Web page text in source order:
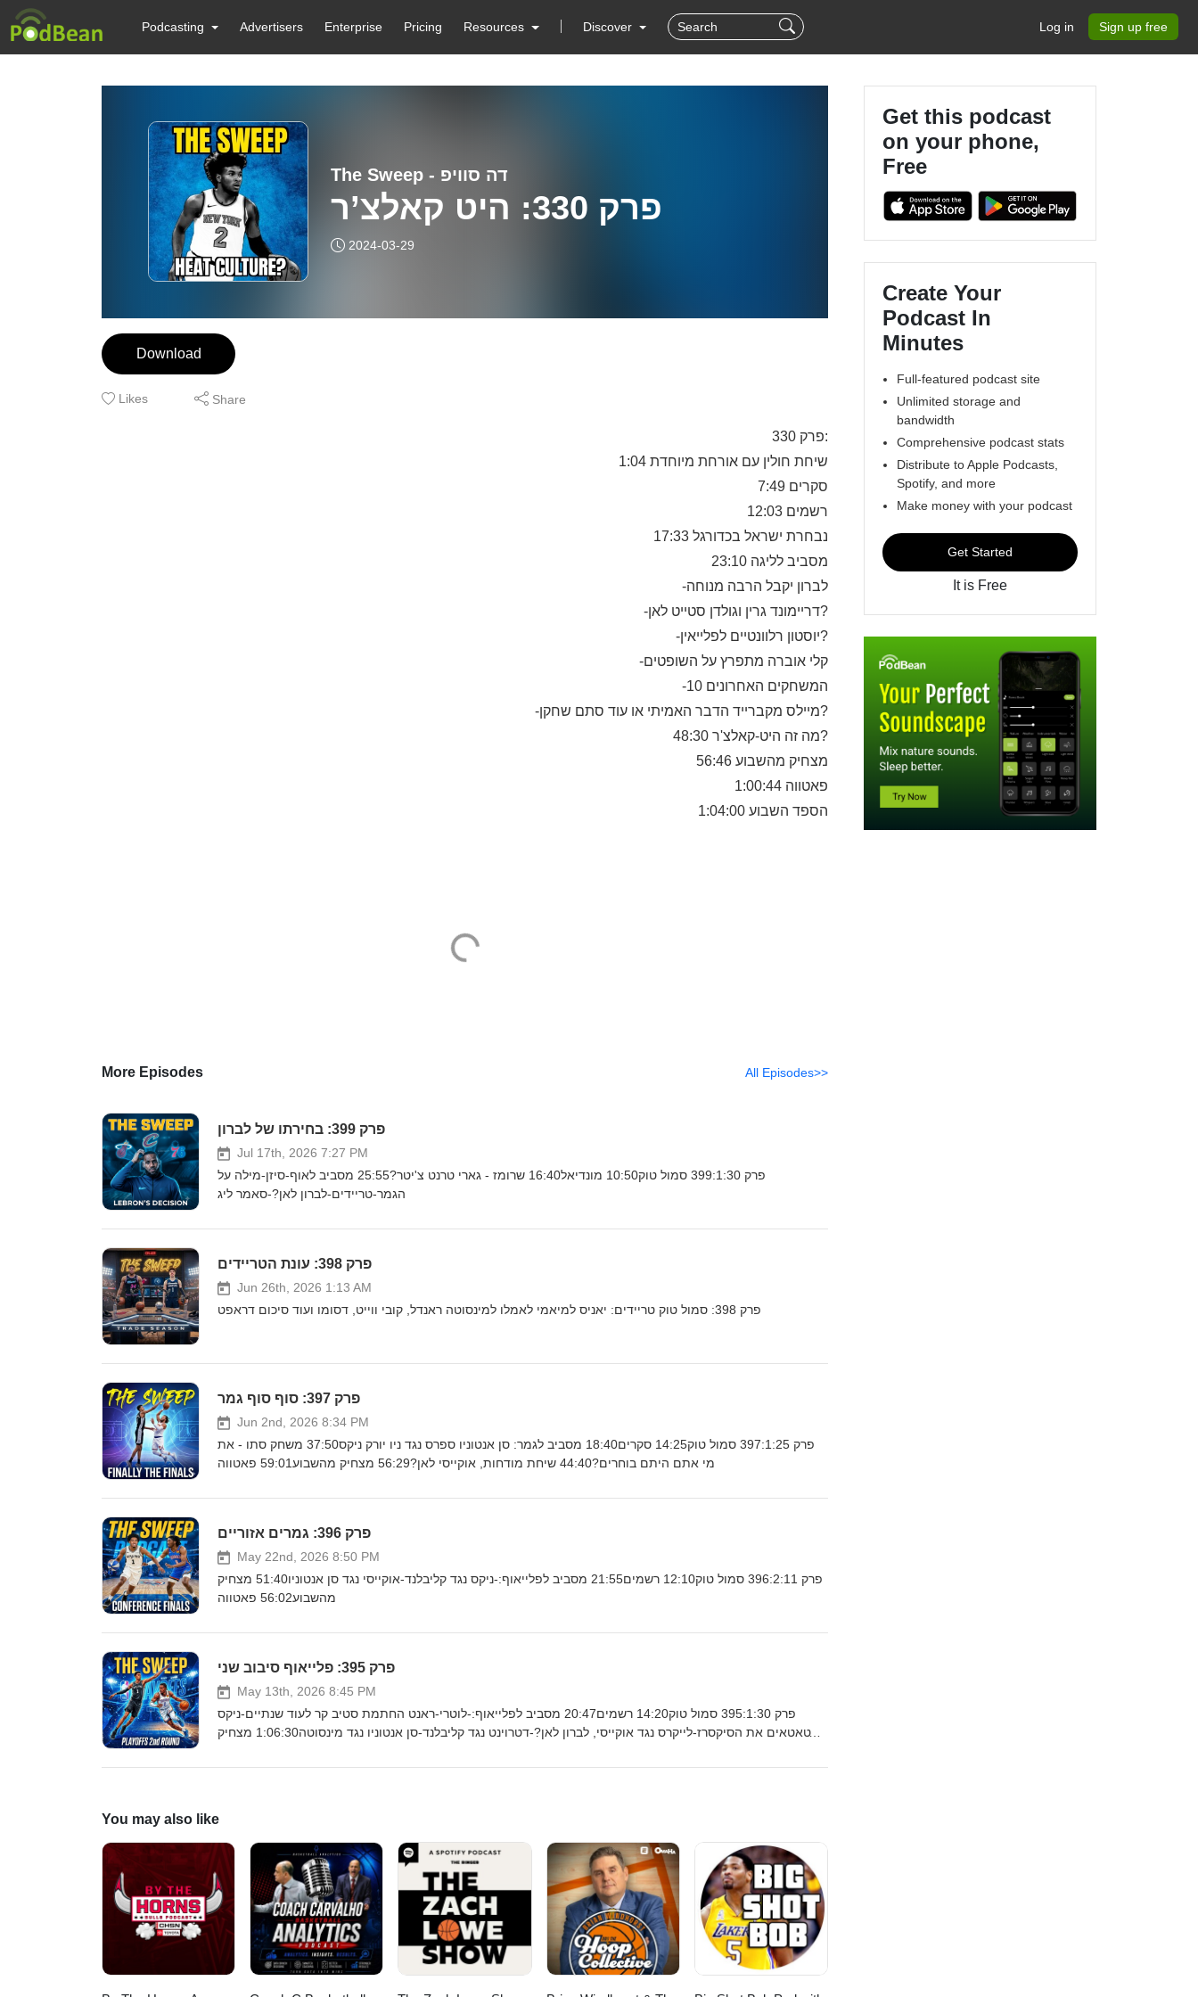
Podcasting Advertisers Enterprise Pricing Resources Discover Log in Sign up free
The Sweep - דה סוויפ
פרק 330: היט קאלצ’ר
2024-03-29
Download
Likes Share
פרק 330:
1:04 שיחת חולין עם אורחת מיוחדת
7:49 סקרים
12:03 רשמים
17:33 נבחרת ישראל בכדורגל
23:10 מסביב לליגה
-לברון יקבל הרבה מנוחה
-דריימונד גרין וגולדן סטייט לאן?
-יוסטון רלוונטיים לפלייאין?
-קלי אוברה מתפרץ על השופטים
-10 המשחקים האחרונים
-מיילס מקברייד הדבר האמיתי או עוד סתם שחקן?
48:30 מה זה היט-קאלצ'ר?
56:46 מצחיק מהשבוע
1:00:44 פאטווה
1:04:00 הספד השבוע
More Episodes All Episodes>>
פרק 399: בחירתו של לברון
Jul 17th, 2026 7:27 PM
פרק 399:1:30 סמול טוק10:50 מונדיאל16:40 שרומז - גארי טרנט צ'יטר?25:55 מסביב לאוף-סיזן-מילה על
הגמר-טריידים-לברון לאן?-סאמר ליג
פרק 398: עונת הטריידים
Jun 26th, 2026 1:13 AM
פרק 398: סמול טוק טריידים: יאניס למיאמי לאמלו למינסוטה ראנדל, קובי ווייט, דסומו ועוד סיכום דראפט
פרק 397: סוף סוף גמר
Jun 2nd, 2026 8:34 PM
פרק 397:1:25 סמול טוק14:25 סקרים18:40 מסביב לגמר: סן אנטוניו ספרס נגד ניו יורק ניקס37:50 משחק סתו - את
מי אתם היתם בוחרים?44:40 שיחת מודחות, אוקייסי לאן?56:29 מצחיק מהשבוע59:01 פאטווה
פרק 396: גמרים אזוריים
May 22nd, 2026 8:50 PM
פרק 396:2:11 סמול טוק12:10 רשמים21:55 מסביב לפלייאוף:-ניקס נגד קליבלנד-אוקייסי נגד סן אנטוניו51:40 מצחיק
מהשבוע56:02 פאטווה
פרק 395: פלייאוף סיבוב שני
May 13th, 2026 8:45 PM
פרק 395:1:30 סמול טוק14:20 רשמים20:47 מסביב לפלייאוף:-לוטרי-ראנט החתמת סטיב קר לעוד שנתיים-ניקס
מטאטאים את הסיקסרז-לייקרס נגד אוקייסי, לברון לאן?-דטרוינט נגד קליבלנד-סן אנטוניו נגד מינסוטה1:06:30 מצחיק
You may also like
Get this podcast
on your phone,
Free
Create Your
Podcast In
Minutes
Full-featured podcast site
Unlimited storage and
bandwidth
Comprehensive podcast stats
Distribute to Apple Podcasts,
Spotify, and more
Make money with your podcast
Get Started
It is Free